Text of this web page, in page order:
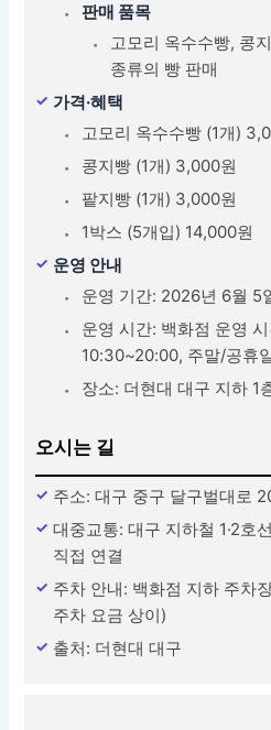
판매 품목
고모리 옥수수빵, 콩
종류의 빵 판매
가격·혜택
고모리 옥수수빵 (1개)
콩지빵 (1개) 3,000원
팥지빵 (1개) 3,000원
1박스 (5개입) 14,000원
운영 안내
운영 기간: 2026년 6월 5
운영 시간: 백화점 운영
10:30~20:00, 주말/공휴
장소: 더현대 대구 지하 1
오시는 길
주소: 대구 중구 달구벌대로
대중교통: 대구 지하철 1·2호
직접 연결
주차 안내: 백화점 지하 주차
주차 요금 상이)
출처: 더현대 대구